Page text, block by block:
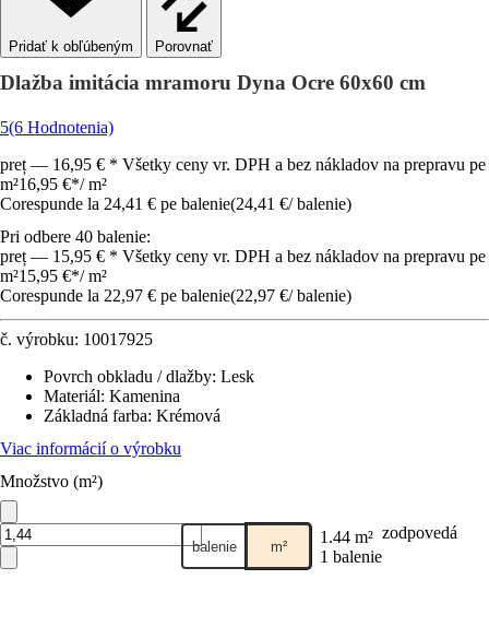
Porovnať
Dlažba imitácia mramoru Dyna Ocre 60x60 cm
5(6 Hodnotenia)
preț — 16,95 € * Všetky ceny vr. DPH a bez nákladov na prepravu pe
m²16,95 €*/ m²
Corespunde la 24,41 € pe balenie(24,41 €/ balenie)
Pri odbere 40 balenie:
preț — 15,95 € * Všetky ceny vr. DPH a bez nákladov na prepravu pe
m²15,95 €*/ m²
Corespunde la 22,97 € pe balenie(22,97 €/ balenie)
č. výrobku: 10017925
Povrch obkladu / dlažby: Lesk
Materiál: Kamenina
Základná farba: Krémová
Viac informácií o výrobku
Množstvo (m²)
balenie m² 1.44 m² zodpovedá
1 balenie